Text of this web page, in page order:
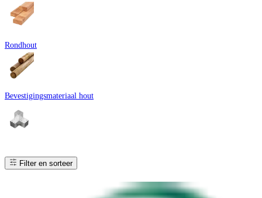
Rondhout
Bevestigingsmateriaal hout
Filter en sorteer